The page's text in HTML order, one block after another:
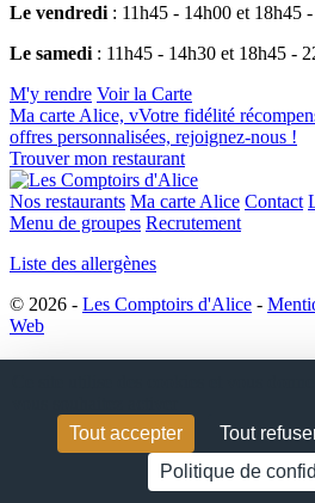
Le vendredi : 11h45 - 14h00 et 18h45
Le samedi : 11h45 - 14h30 et 18h45 -
M'y rendre Voir la Carte
Ma carte Alice, vVotre fidélité
offres personnalisées, rejoignez-nous !
Trouver mon restaurant
Nos restaurants Ma carte Alice Contact
Menu de groupes Recrutement
Liste des allergènes
© 2026 - Les Comptoirs d'Alice -
Web
Tout accepter
Tout
Politique de